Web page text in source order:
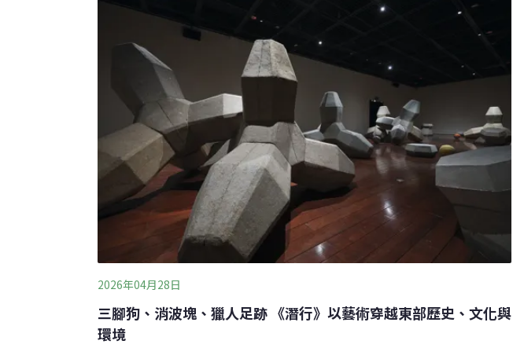
是時間。」張溥騰說，台東長年推動「慢經濟」，聲音藝術所需要的停留
與感知，正好與這樣的生活價值相互呼應。透過聲音，整個台東都可能成
為一座沒有圍牆的美術館，每一個地
2026年04月28日
三腳狗、消波塊、獵人足跡 《潛行》以藝術穿越東部歷史、文化與
環境